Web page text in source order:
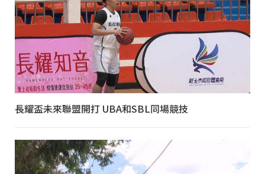
長耀盃未來聯盟開打 UBA和SBL同場競技